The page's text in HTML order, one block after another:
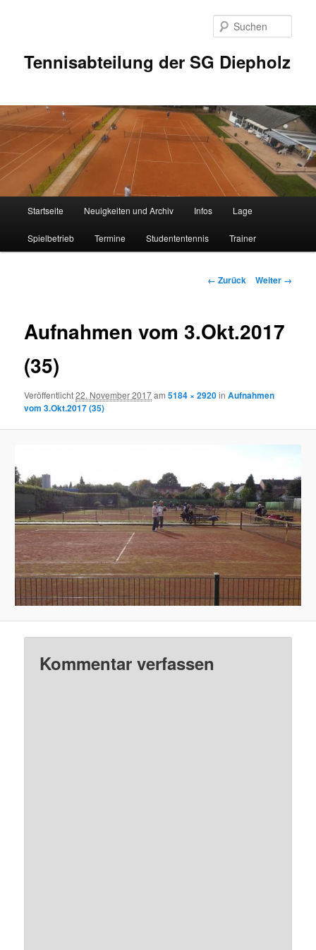
Tennisabteilung der SG Diepholz
Startseite Neuigkeiten und Archiv Infos Lage
Spielbetrieb Termine Studententennis Trainer
Bilder-
← Zurück Weiter →
Aufnahmen vom 3.Okt.2017
(35)
Veröffentlicht22. November 2017am5184 × 2920inAufnahmen
vom 3.Okt.2017 (35)
Kommentar verfassen